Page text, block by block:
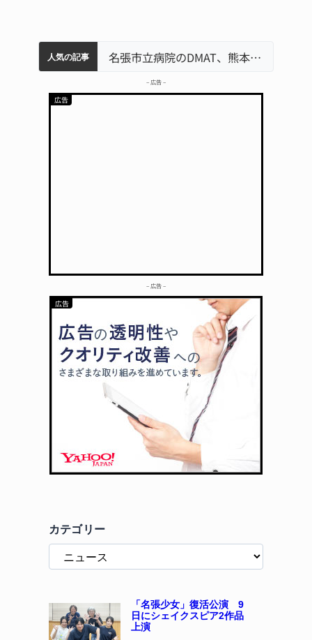
人気の記事
名張市水道料金47％値上げへ 答申案、審議会で大筋まとまる
器物損壊容疑で83歳女逮捕 伊賀署
中学校の陶壁モニュメント 地元建設会社がボランティアで清掃 伊賀 名張市立病院のDMAT、熊本地震の被災地へ 能登以来3回目の派遣
– 広告 –
– 広告 –
カテゴリー
「名張少女」復活公演 9
日にシェイクスピア2作品
上演